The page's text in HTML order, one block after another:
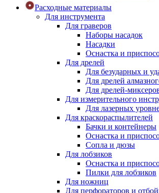
Расходные материалы
Для инструмента
Для граверов
Наборы насадок
Насадки
Оснастка и
Для дрелей
Для безударных и
Для дрелей
Для дрелей-
Для измерительного
Для лазерных
Для краскораспылителей
Бачки и контейнеры
Оснастка и
Сопла и дюзы
Для лобзиков
Оснастка и
Пилки для лобзиков
Для ножниц
Для перфораторов и